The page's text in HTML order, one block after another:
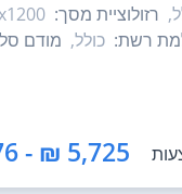
רזולוציית מסך:
רשת: כולל, מודם
5,725 ₪ - 5,676 ₪